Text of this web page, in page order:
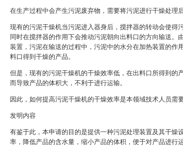
在生产过程中会产生污泥废弃物，需要将污泥进行干燥处理
现有的污泥干燥机当污泥进入器身后，搅拌器的转动会使得
同时在搅拌器的作用下会推动污泥朝向出料口的方向输送。
装置，污泥在输送的过程中，污泥中的水分在加热装置的作
料口得到干燥的产品。
但是，现有的污泥干燥机的干燥效率低，在出料口所得到的
而导致产品的体积大，不利于进行运输。
因此，如何提高污泥干燥机的干燥效率是本领域技术人员需
发明内容
有鉴于此，本申请的目的是提供一种污泥处理装置及其干燥
率，降低产品的含水量，缩小产品的体积，便于对产品进行运